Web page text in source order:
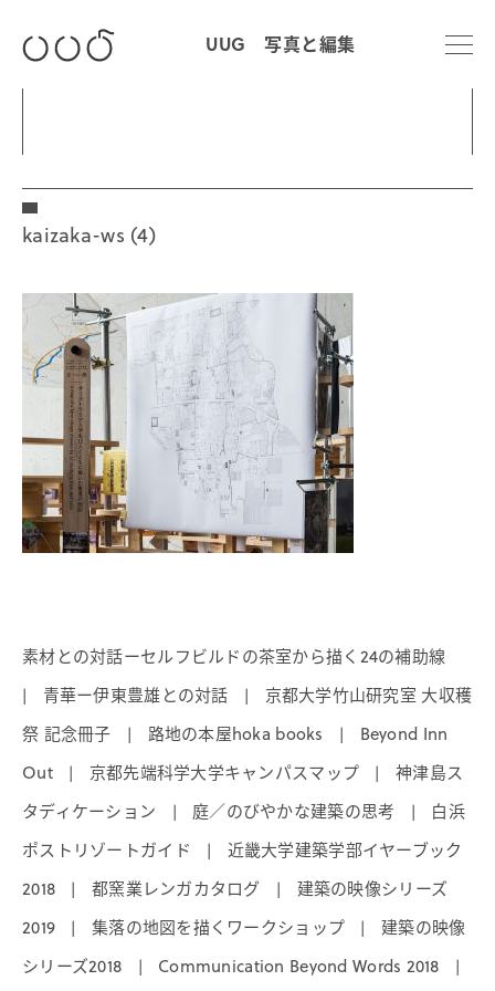
UUG 写真と編集
kaizaka-ws (4)
素材との対話ーセルフビルドの茶室から描く24の補助線
| 青華ー伊東豊雄との対話 |
京都大学竹山研究室 大収穫
祭 記念冊子
| 路地の本屋hoka books |
Beyond Inn
Out
| 京都先端科学大学キャンパスマップ |
神津島ス
タディケーション
| 庭／のびやかな建築の思考 |
白浜
ポストリゾートガイド
|
近畿大学建築学部イヤーブック
2018
| 都窯業レンガカタログ |
建築の映像シリーズ
2019
| 集落の地図を描くワークショップ |
建築の映像
シリーズ2018
| Communication Beyond Words 2018 |